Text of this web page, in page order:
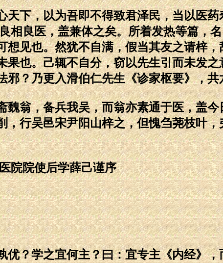
，以为吾即不得致君泽民，当以医药
相良医，盖兼体之矣。所着发热等篇，
想见也。然犹不自满，假当其友之请梓
果也。己辄不自分，窃以先生引而未发
邪？乃更入滑伯仁先生《诊家枢要》，
，备兵我吴，而翁亦素通于医，盖今
，行吴邑宋尹阳山梓之，但愧刍荛枝叶
院使后学薛己谨序
学之宜何主？曰：宜专主《内经》，